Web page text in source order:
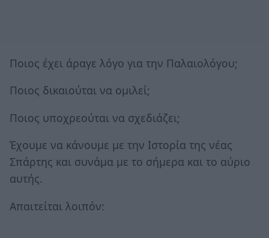
Ποιος έχει άραγε λόγο για την Παλαιολόγου;
Ποιος δικαιούται να ομιλεί;
Ποιος υποχρεούται να σχεδιάζει;
Έχουμε να κάνουμε με την Ιστορία της νέας
Σπάρτης και συνάμα με το σήμερα και το αύριο
αυτής.
Απαιτείται λοιπόν: